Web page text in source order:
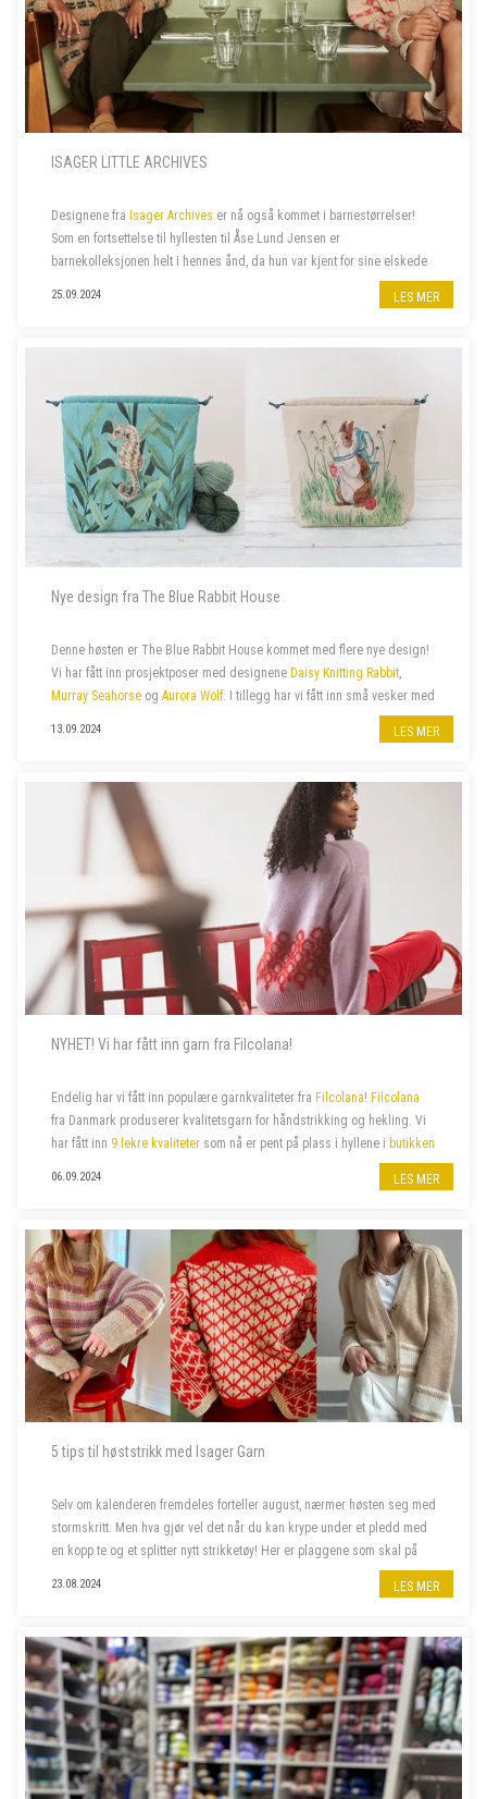
ISAGER LITTLE ARCHIVES
Designene fra Isager Archives er nå også kommet i barnestørrelser!
Som en fortsettelse til hyllesten til Åse Lund Jensen er
barnekolleksjonen helt i hennes ånd, da hun var kjent for sine elskede
25.09.2024 LES MER
Nye design fra The Blue Rabbit House
Denne høsten er The Blue Rabbit House kommet med flere nye design!
Vi har fått inn prosjektposer med designene Daisy Knitting Rabbit
Murray Seahorse og Aurora Wolf. I tillegg har vi fått inn små vesker med
13.09.2024 LES MER
NYHET! Vi har fått inn garn fra Filcolana!
Endelig har vi fått inn populære garnkvaliteter fra Filcolana! Filcolana
fra Danmark produserer kvalitetsgarn for håndstrikking og hekling. Vi
har fått inn 9 lekre kvaliteter som nå er pent på plass i hyllene i butikken
06.09.2024 LES MER
5 tips til høststrikk med Isager Garn
Selv om kalenderen fremdeles forteller august, nærmer høsten seg med
stormskritt. Men hva gjør vel det når du kan krype under et pledd med
en kopp te og et splitter nytt strikketøy! Her er plaggene som skal på
23.08.2024 LES MER